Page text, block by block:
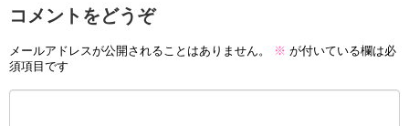
コメントをどうぞ
メールアドレスが公開されることはありません。 ※ が付いている欄は必
須項目です